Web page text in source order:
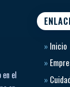
el
» Inicio
»
»